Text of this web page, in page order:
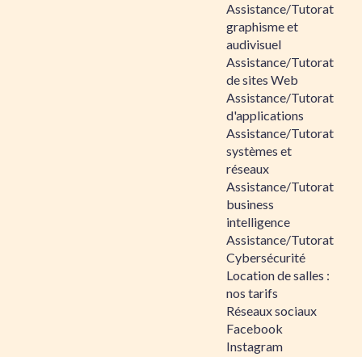
Assistance/Tutorat
graphisme et
audivisuel
Assistance/Tutorat
de sites Web
Assistance/Tutorat
d'applications
Assistance/Tutorat
systèmes et
réseaux
Assistance/Tutorat
business
intelligence
Assistance/Tutorat
Cybersécurité
Location de salles :
nos tarifs
Réseaux sociaux
Facebook
Instagram